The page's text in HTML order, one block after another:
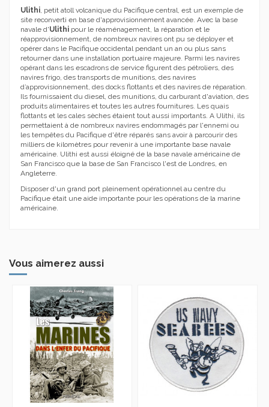
Ulithi, petit atoll volcanique du Pacifique central, est un exemple de
site reconverti en base d'approvisionnement avancée. Avec la base
navale d'Ulithi pour le réaménagement, la réparation et le
réapprovisionnement, de nombreux navires ont pu se déployer et
opérer dans le Pacifique occidental pendant un an ou plus sans
retourner dans une installation portuaire majeure. Parmi les navires
opérant dans les escadrons de service figurent des pétroliers, des
navires frigo, des transports de munitions, des navires
d’approvisionnement, des docks flottants et des navires de réparation.
Ils fournissaient du diesel, des munitions, du carburant d'aviation, des
produits alimentaires et toutes les autres fournitures. Les quais
flottants et les cales sèches étaient tout aussi importants. A Ulithi, ils
permettaient à de nombreux navires endommagés par l'ennemi ou
les tempêtes du Pacifique d'être réparés sans avoir à parcourir des
milliers de kilomètres pour revenir à une importante base navale
américaine. Ulithi est aussi éloigné de la base navale américaine de
San Francisco que la base de San Francisco l'est de Londres, en
Angleterre.
Disposer d'un grand port pleinement opérationnel au centre du
Pacifique était une aide importante pour les opérations de la marine
américaine.
Vous aimerez aussi